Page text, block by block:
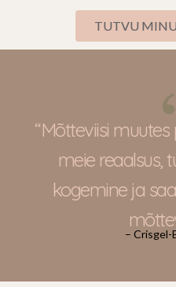
TUTVU
“Mõtteviisi
meie reaalsus,
kogemine ja
– Crisgel-